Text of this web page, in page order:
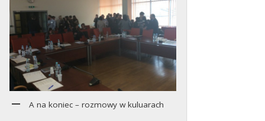
A na koniec – rozmowy w kuluarach